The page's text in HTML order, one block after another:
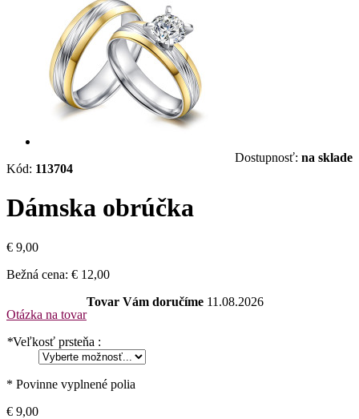
Kód: 113704
Dostupnosť: na sklade
Dámska obrúčka
€ 9,00
Bežná cena: € 12,00
Otázka na tovar
Tovar Vám doručíme 11.08.2026
*Veľkosť prsteňa :
* Povinne vyplnené polia
€ 9,00